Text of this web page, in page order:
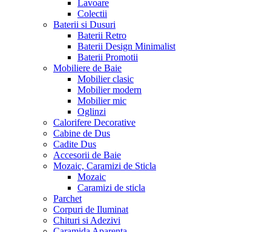
Lavoare
Colectii
Baterii si Dusuri
Baterii Retro
Baterii Design Minimalist
Baterii Promotii
Mobiliere de Baie
Mobilier clasic
Mobilier modern
Mobilier mic
Oglinzi
Calorifere Decorative
Cabine de Dus
Cadite Dus
Accesorii de Baie
Mozaic, Caramizi de Sticla
Mozaic
Caramizi de sticla
Parchet
Corpuri de Iluminat
Chituri si Adezivi